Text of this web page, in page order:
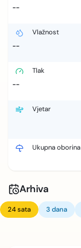
--
Vlažnost
--
Tlak
--
Vjetar
Ukupna oborina
Arhiva
24 sata 3 dana